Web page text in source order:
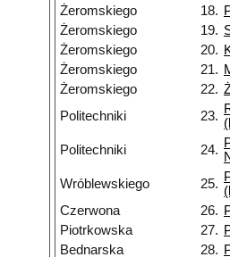
Żeromskiego 18.
Żeromskiego
19.
Żeromskiego
20.
Żeromskiego
21.
Żeromskiego
22.
Politechniki
23.
Politechniki 24.
Wróblewskiego 25.
Czerwona 26.
Piotrkowska
27.
Bednarska
28.